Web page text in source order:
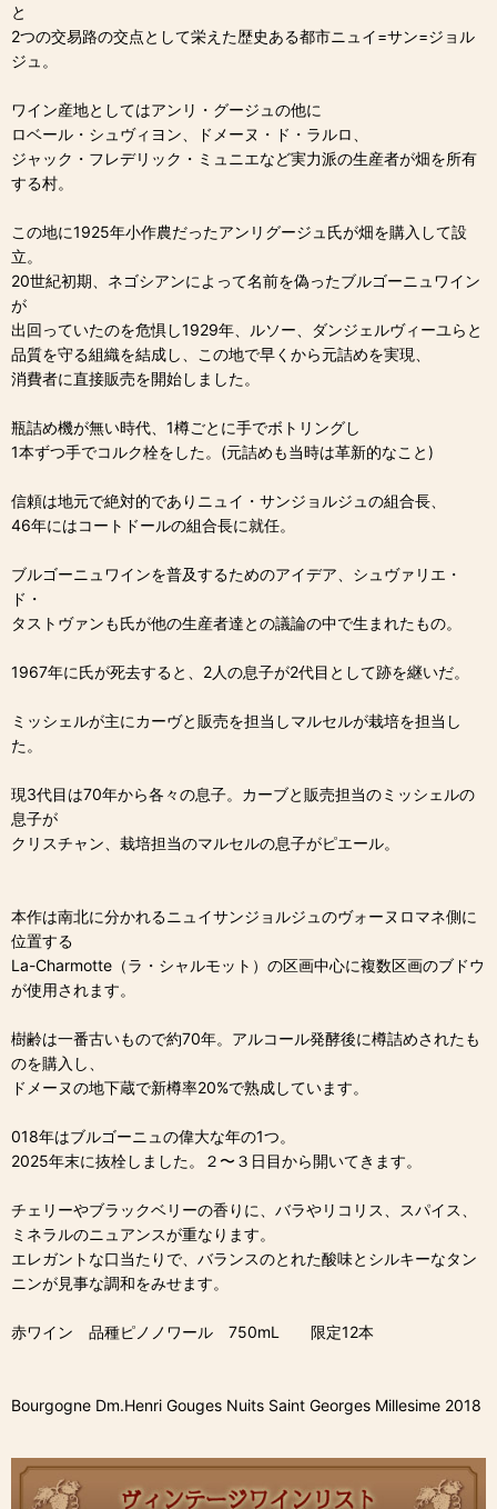
と
2つの交易路の交点として栄えた歴史ある都市ニュイ=サン=ジョル
ジュ。
ワイン産地としてはアンリ・グージュの他に
ロベール・シュヴィヨン、ドメーヌ・ド・ラルロ、
ジャック・フレデリック・ミュニエなど実力派の生産者が畑を所有
する村。
この地に1925年小作農だったアンリグージュ氏が畑を購入して設
立。
20世紀初期、ネゴシアンによって名前を偽ったブルゴーニュワイン
が
出回っていたのを危惧し1929年、ルソー、ダンジェルヴィーユらと
品質を守る組織を結成し、この地で早くから元詰めを実現、
消費者に直接販売を開始しました。
瓶詰め機が無い時代、1樽ごとに手でボトリングし
1本ずつ手でコルク栓をした。(元詰めも当時は革新的なこと)
信頼は地元で絶対的でありニュイ・サンジョルジュの組合長、
46年にはコートドールの組合長に就任。
ブルゴーニュワインを普及するためのアイデア、シュヴァリエ・
ド・
タストヴァンも氏が他の生産者達との議論の中で生まれたもの。
1967年に氏が死去すると、2人の息子が2代目として跡を継いだ。
ミッシェルが主にカーヴと販売を担当しマルセルが栽培を担当し
た。
現3代目は70年から各々の息子。カーブと販売担当のミッシェルの
息子が
クリスチャン、栽培担当のマルセルの息子がピエール。
本作は南北に分かれるニュイサンジョルジュのヴォーヌロマネ側に
位置する
La-Charmotte（ラ・シャルモット）の区画中心に複数区画のブドウ
が使用されます。
樹齢は一番古いもので約70年。アルコール発酵後に樽詰めされたも
のを購入し、
ドメーヌの地下蔵で新樽率20%で熟成しています。
018年はブルゴーニュの偉大な年の1つ。
2025年末に抜栓しました。２〜３日目から開いてきます。
チェリーやブラックベリーの香りに、バラやリコリス、スパイス、
ミネラルのニュアンスが重なります。
エレガントな口当たりで、バランスのとれた酸味とシルキーなタン
ニンが見事な調和をみせます。
赤ワイン 品種ピノノワール 750mL 限定12本
Bourgogne Dm.Henri Gouges Nuits Saint Georges Millesime 2018